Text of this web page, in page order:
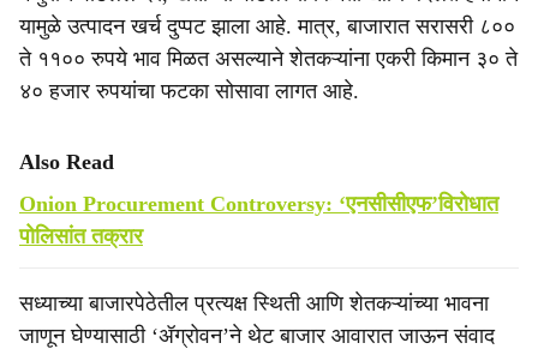
यामुळे उत्पादन खर्च दुप्पट झाला आहे. मात्र, बाजारात सरासरी ८००
ते ११०० रुपये भाव मिळत असल्याने शेतकऱ्यांना एकरी किमान ३० ते
४० हजार रुपयांचा फटका सोसावा लागत आहे.
Also Read
Onion Procurement Controversy: ‘एनसीसीएफ’विरोधात
पोलिसांत तक्रार
सध्याच्या बाजारपेठेतील प्रत्यक्ष स्थिती आणि शेतकऱ्यांच्या भावना
जाणून घेण्यासाठी ‘ॲग्रोवन’ने थेट बाजार आवारात जाऊन संवाद